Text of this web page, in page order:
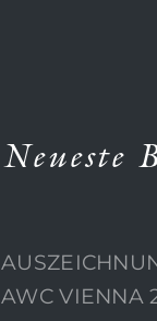
Neueste
AWC VIENNA